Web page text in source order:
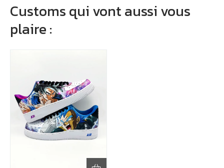
Customs qui vont aussi vous
plaire :